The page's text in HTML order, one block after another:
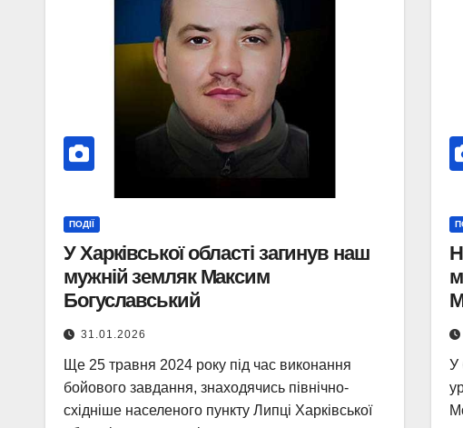
ПОДІЇ
У Харківської області загинув наш
мужній земляк Максим
Богуславський
31.01.2026
Ще 25 травня 2024 року під час виконання
бойового завдання, знаходячись північно-
східніше населеного пункту Липці Харківської
У